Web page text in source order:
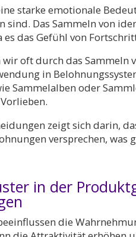
starke emotionale
sind. Das Sammeln von
das Gefühl von
oft durch das
in
Sammelalben oder
zeigt sich darin,
versprechen,
in der
die